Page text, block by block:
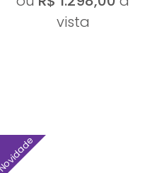
vista
Novidade